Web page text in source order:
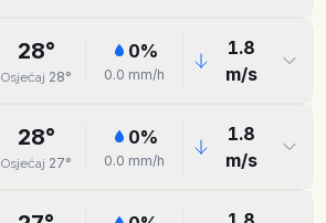
28°
Osjećaj 28°
0%
0.0 mm/h
1.8
m/s
28°
Osjećaj 27°
0%
0.0 mm/h
1.8
m/s